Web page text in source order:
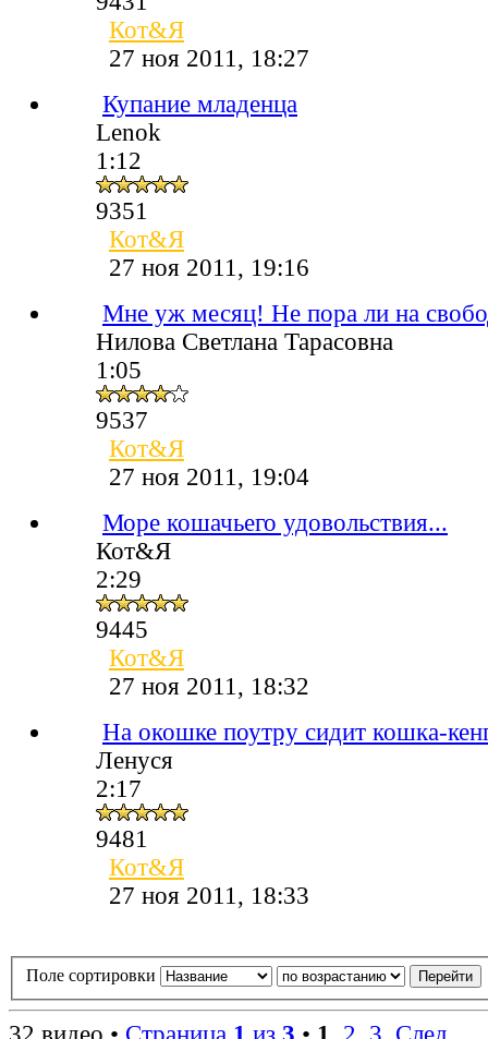
Кот&Я
27 ноя 2011, 18:27
Купание младенца
Lenok
1:12
9351
Кот&Я
27 ноя 2011, 19:16
Мне уж месяц! Не пора ли на
Нилова Светлана Тарасовна
1:05
9537
Кот&Я
27 ноя 2011, 19:04
Море кошачьего удовольствия...
Кот&Я
2:29
9445
Кот&Я
27 ноя 2011, 18:32
На окошке поутру сидит кошка-
Ленуся
2:17
9481
Кот&Я
27 ноя 2011, 18:33
Поле сортировки